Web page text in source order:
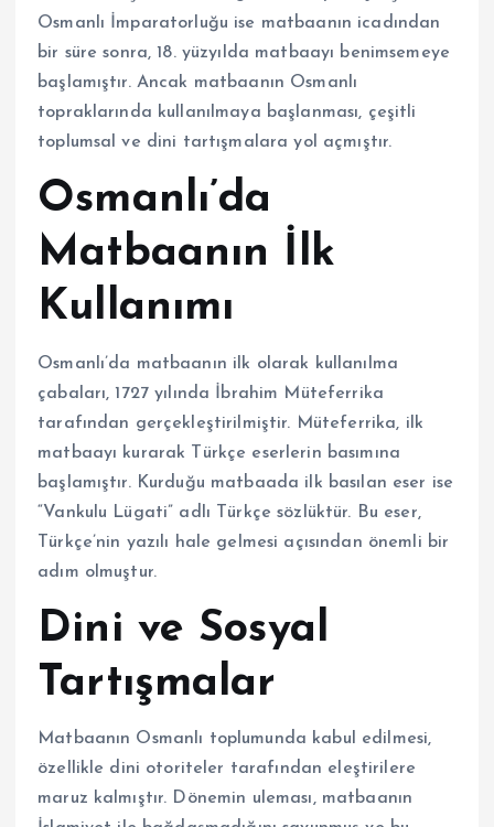
Osmanlı İmparatorluğu ise matbaanın icadından
bir süre sonra, 18. yüzyılda matbaayı benimsemeye
başlamıştır. Ancak matbaanın Osmanlı
topraklarında kullanılmaya başlanması, çeşitli
toplumsal ve dini tartışmalara yol açmıştır.
Osmanlı’da
Matbaanın İlk
Kullanımı
Osmanlı’da matbaanın ilk olarak kullanılma
çabaları, 1727 yılında İbrahim Müteferrika
tarafından gerçekleştirilmiştir. Müteferrika, ilk
matbaayı kurarak Türkçe eserlerin basımına
başlamıştır. Kurduğu matbaada ilk basılan eser ise
“Vankulu Lügati” adlı Türkçe sözlüktür. Bu eser,
Türkçe’nin yazılı hale gelmesi açısından önemli bir
adım olmuştur.
Dini ve Sosyal
Tartışmalar
Matbaanın Osmanlı toplumunda kabul edilmesi,
özellikle dini otoriteler tarafından eleştirilere
maruz kalmıştır. Dönemin uleması, matbaanın